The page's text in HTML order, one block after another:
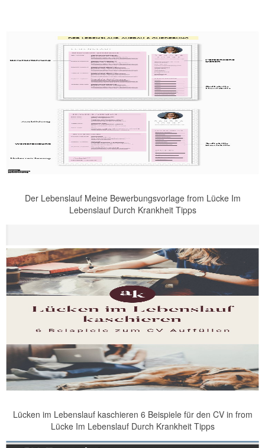
Der Lebenslauf Meine Bewerbungsvorlage from Lücke Im
Lebenslauf Durch Krankheit Tipps
Lücken im Lebenslauf kaschieren 6 Beispiele für den CV in from
Lücke Im Lebenslauf Durch Krankheit Tipps